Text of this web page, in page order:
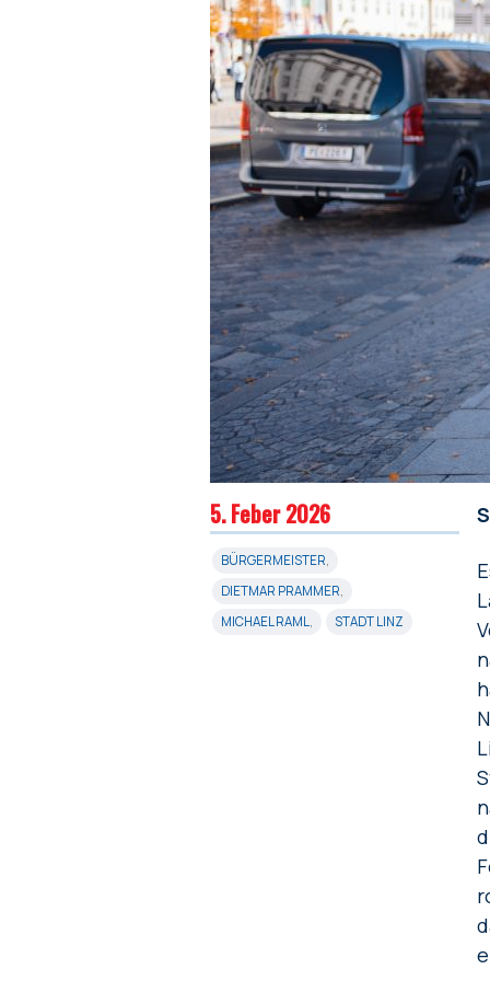
5. Feber 2026
BÜRGERMEISTER,
DIETMAR PRAMMER,
MICHAEL RAML, STADT LINZ